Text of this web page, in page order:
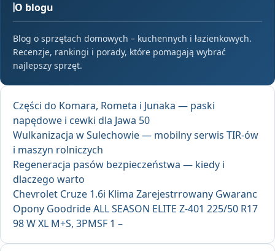
O blogu
Blog o sprzętach domowych – kuchennych i łazienkowych.
Recenzje, rankingi i porady, które pomagają wybrać
najlepszy sprzęt.
Części do Komara, Rometa i Junaka — paski
napędowe i cewki dla Jawa 50
Wulkanizacja w Sulechowie — mobilny serwis TIR-ów
i maszyn rolniczych
Regeneracja pasów bezpieczeństwa — kiedy i
dlaczego warto
Chevrolet Cruze 1.6i Klima Zarejestrrowany Gwaranc
Opony Goodride ALL SEASON ELITE Z-401 225/50 R17
98 W XL M+S, 3PMSF 1 –